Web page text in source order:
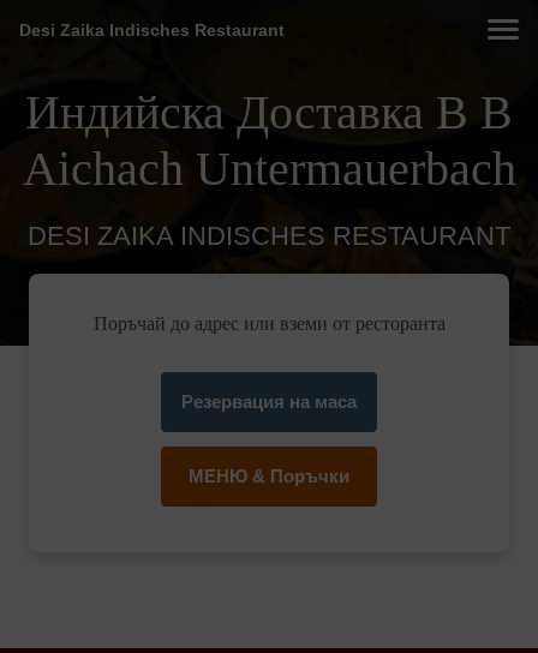
Desi Zaika Indisches Restaurant
Индийска Доставка В В
Aichach Untermauerbach
DESI ZAIKA INDISCHES RESTAURANT
Поръчай до адрес или вземи от ресторанта
Резервация на маса
МЕНЮ & Поръчки